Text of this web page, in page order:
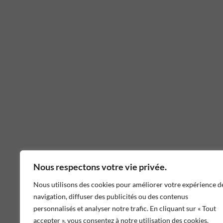
Nous respectons votre vie privée.
Nous utilisons des cookies pour améliorer votre expérience
navigation, diffuser des publicités ou des contenus
personnalisés et analyser notre trafic. En cliquant sur « Tout
accepter », vous consentez à notre utilisation des cookies.